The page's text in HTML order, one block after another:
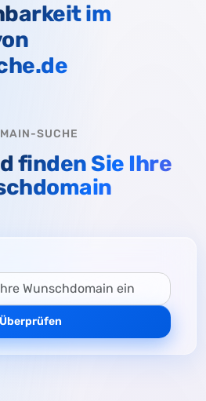
im
SUCHE
finden Sie Ihre
Überprüfen